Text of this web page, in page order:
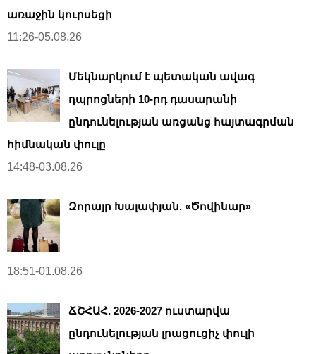
առաջին կուրսեցի
11:26-05.08.26
Մեկնարկում է պետական ավագ
դպրոցների 10-րդ դասարանի
ընդունելության առցանց հայտագրման
հիմնական փուլը
14:48-03.08.26
Զորայր Խալափյան. «Ծովինար»
18:51-01.08.26
ՃՇՀԱՀ. 2026-2027 ուստարվա
ընդունելության լրացուցիչ փուլի